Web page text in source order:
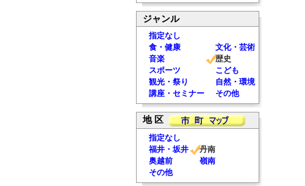
ジャンル
指定なし
食・健康
文化・芸術
音楽
歴史
スポーツ
こども
観光・祭り
自然・環境
講座・セミナー
その他
地 区
指定なし
福井・坂井
丹南
奥越前
嶺南
その他